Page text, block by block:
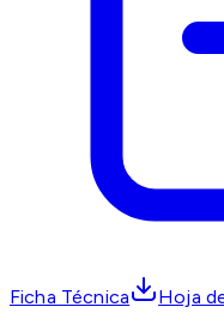
Ficha Técnica Hoja